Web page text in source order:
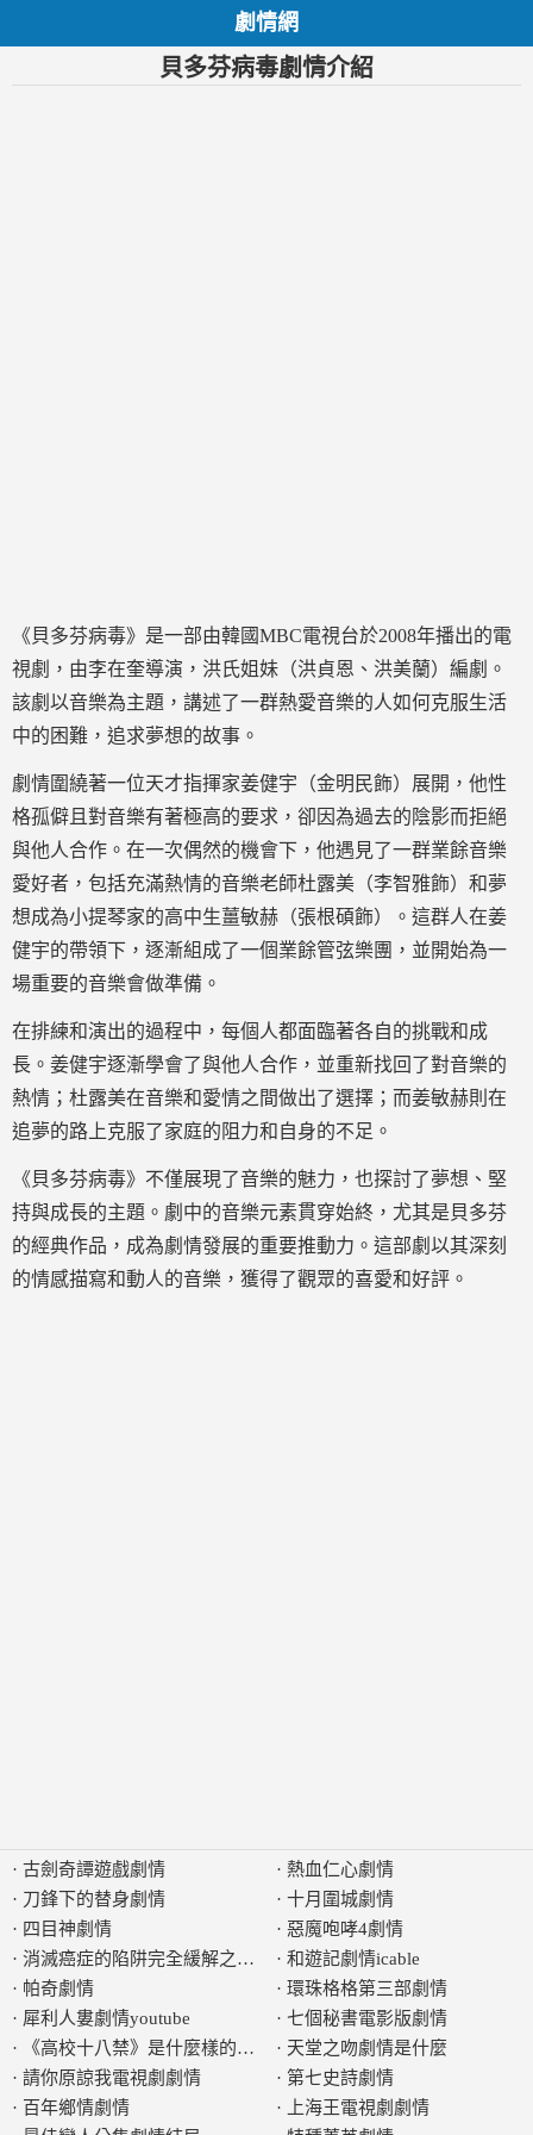
劇情網
貝多芬病毒劇情介紹
《貝多芬病毒》是一部由韓國MBC電視台於2008年播出的電
視劇，由李在奎導演，洪氏姐妹（洪貞恩、洪美蘭）編劇。
該劇以音樂為主題，講述了一群熱愛音樂的人如何克服生活
中的困難，追求夢想的故事。
劇情圍繞著一位天才指揮家姜健宇（金明民飾）展開，他性
格孤僻且對音樂有著極高的要求，卻因為過去的陰影而拒絕
與他人合作。在一次偶然的機會下，他遇見了一群業餘音樂
愛好者，包括充滿熱情的音樂老師杜露美（李智雅飾）和夢
想成為小提琴家的高中生薑敏赫（張根碩飾）。這群人在姜
健宇的帶領下，逐漸組成了一個業餘管弦樂團，並開始為一
場重要的音樂會做準備。
在排練和演出的過程中，每個人都面臨著各自的挑戰和成
長。姜健宇逐漸學會了與他人合作，並重新找回了對音樂的
熱情；杜露美在音樂和愛情之間做出了選擇；而姜敏赫則在
追夢的路上克服了家庭的阻力和自身的不足。
《貝多芬病毒》不僅展現了音樂的魅力，也探討了夢想、堅
持與成長的主題。劇中的音樂元素貫穿始終，尤其是貝多芬
的經典作品，成為劇情發展的重要推動力。這部劇以其深刻
的情感描寫和動人的音樂，獲得了觀眾的喜愛和好評。
· 古劍奇譚遊戲劇情
· 刀鋒下的替身劇情
· 四目神劇情
· 消滅癌症的陷阱完全緩解之謎劇情
· 帕奇劇情
· 犀利人婁劇情youtube
·
《高校十八禁》是什麼樣的劇情類影集
· 請你原諒我電視劇劇情
· 百年鄉情劇情
· 熱血仁心劇情
· 十月圍城劇情
· 惡魔咆哮4劇情
· 和遊記劇情icable
· 環珠格格第三部劇情
· 七個秘書電影版劇情
· 天堂之吻劇情是什麼
· 第七史詩劇情
·
上海王電視劇劇情